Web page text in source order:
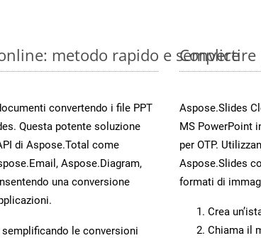
metodo rapido e semplice
convertendo i file PPT
Questa potente soluzione
di Aspose.Total come
Aspose.Diagram,
una conversione
le conversioni
Convertire
Aspose.Slides
MS PowerPoint
per OTP.
Aspose.Slides
formati di
Crea
Chiama il